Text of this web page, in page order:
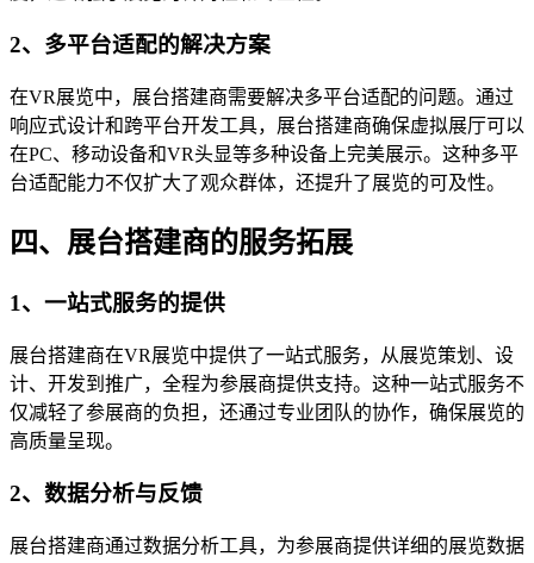
2、多平台适配的解决方案
在VR展览中，展台搭建商需要解决多平台适配的问题。通过
响应式设计和跨平台开发工具，展台搭建商确保虚拟展厅可以
在PC、移动设备和VR头显等多种设备上完美展示。这种多平
台适配能力不仅扩大了观众群体，还提升了展览的可及性。
四、展台搭建商的服务拓展
1、一站式服务的提供
展台搭建商在VR展览中提供了一站式服务，从展览策划、设
计、开发到推广，全程为参展商提供支持。这种一站式服务不
仅减轻了参展商的负担，还通过专业团队的协作，确保展览的
高质量呈现。
2、数据分析与反馈
展台搭建商通过数据分析工具，为参展商提供详细的展览数据